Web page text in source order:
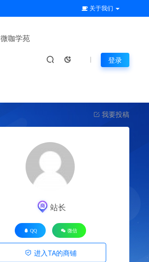
关于我们
微咖学苑
登录
我要投稿
站长
QQ 微信
进入TA的商铺